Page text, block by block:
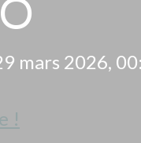
mars 2026,
!